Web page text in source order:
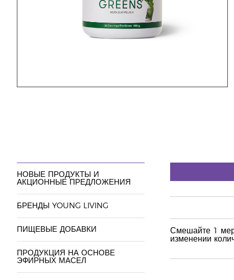
НОВЫЕ ПРОДУКТЫ И
АКЦИОННЫЕ ПРЕДЛОЖЕНИЯ
БРЕНДЫ YOUNG LIVING
ПИЩЕВЫЕ ДОБАВКИ
ПРОДУКЦИЯ НА ОСНОВЕ
ЭФИРНЫХ МАСЕЛ
Смешайте 1
изменении